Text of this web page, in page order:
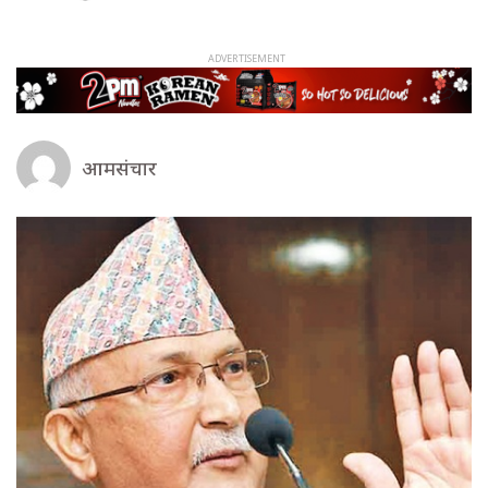
आमसंचार